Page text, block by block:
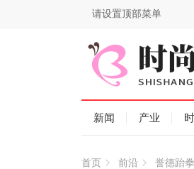
请设置顶部菜单
新闻 产业
首页 前沿 誉德跆